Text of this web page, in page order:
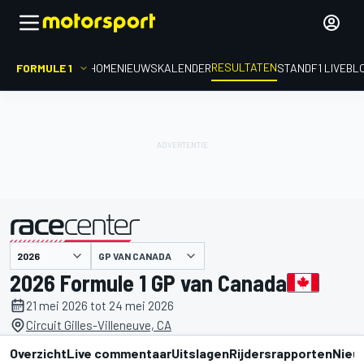
FORMULE 1 HOMENIEUWSKALENDERRESULTATENSTANDF1
gepresenteerd door GP VAN CANADA
2026 Formule 1 GP van Canada
21 mei 2026 tot 24 mei 2026
Circuit Gilles-Villeneuve, CA
OverzichtLive commentaarUitslagenRijdersrapporten